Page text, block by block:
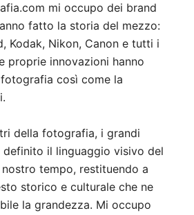
mi occupo dei brand
fatto la storia del mezzo:
Kodak, Nikon, Canon e tutti i
proprie innovazioni hanno
così come la
della fotografia, i grandi
definito il linguaggio visivo del
tempo, restituendo a
storico e culturale che ne
la grandezza. Mi occupo